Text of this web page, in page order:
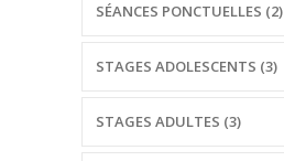
SÉANCES PONCTUELLES (2)
STAGES ADOLESCENTS (3)
STAGES ADULTES (3)